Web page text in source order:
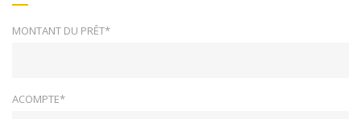
MONTANT DU PRÊT*
ACOMPTE*